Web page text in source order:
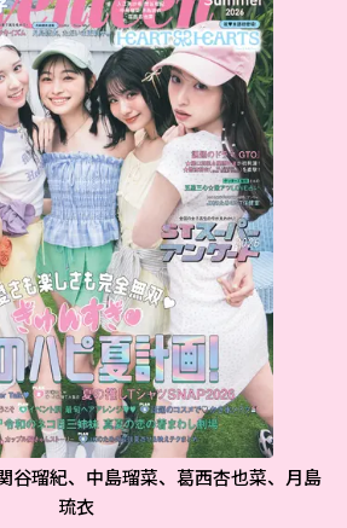
谷瑠紀、中島瑠菜、葛西杏也菜、月島
琉衣